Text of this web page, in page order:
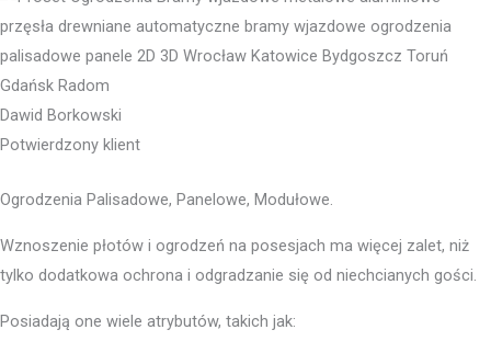
Dawid Borkowski
Potwierdzony klient
Ogrodzenia Palisadowe, Panelowe, Modułowe.
Wznoszenie płotów i ogrodzeń na posesjach ma więcej zalet, niż
tylko dodatkowa ochrona i odgradzanie się od niechcianych gości.
Posiadają one wiele atrybutów, takich jak: